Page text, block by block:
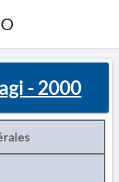
- 2000